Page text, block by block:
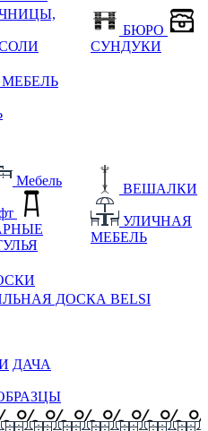
БЮРО
СУНДУКИ
Мебель
ВЕШАЛКИ
УЛИЧНАЯ
МЕБЕЛЬ
ДОСКА BELSI
ДАЧА